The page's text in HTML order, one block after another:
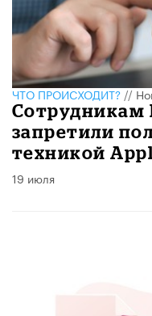
ЧТО ПРОИСХОДИТ?//
запретили
техникой
19 июля